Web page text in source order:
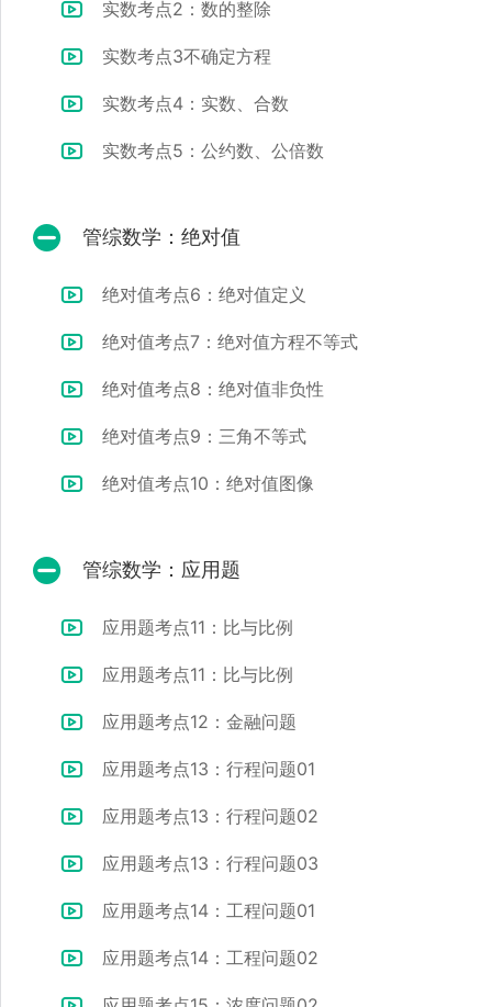
实数考点2：数的整除
实数考点3不确定方程
实数考点4：实数、合数
实数考点5：公约数、公倍数
管综数学：绝对值
绝对值考点6：绝对值定义
绝对值考点7：绝对值方程不等式
绝对值考点8：绝对值非负性
绝对值考点9：三角不等式
绝对值考点10：绝对值图像
管综数学：应用题
应用题考点11：比与比例
应用题考点11：比与比例
应用题考点12：金融问题
应用题考点13：行程问题01
应用题考点13：行程问题02
应用题考点13：行程问题03
应用题考点14：工程问题01
应用题考点14：工程问题02